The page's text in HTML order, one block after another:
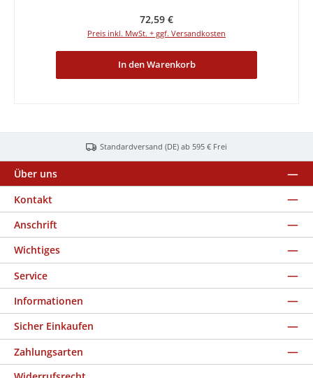
Regulärer Preis:
72,59 €
Preis inkl. MwSt. + ggf. Versandkosten
In den Warenkorb
Standardversand (DE) ab 595 € Frei
Über uns
Kontakt
Anschrift
Wichtiges
Service
Informationen
Sicher Einkaufen
Zahlungsarten